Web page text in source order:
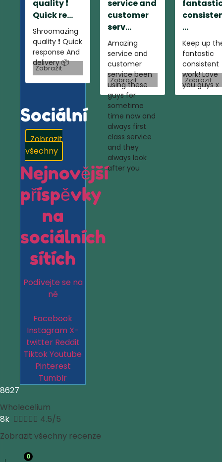
quality ❗️
Quick re...
Shroomazing
quality ❗️ Quick
response And
delivery 📦
Zobrazit
service and
customer
serv...
Amazing
service and
customer
service been
using these
guys for
sometime
time now and
always first
class service
and they
always look
after you
Zobrazit
...
Keep up
fantastic
consistent
work! Love
you guys x
Zobrazit
Sociální
Zobrazit
všechny
Nejnovější
příspěvky
na
sociálních
sítích
Podívejte se na
ně
Facebook
Instagram X-
twitter Reddit
TiktokYoutube
Pinterest
Tumblr
8627
Wholecelium
8k  4.5/5
Zobrazit všechny recenze
0